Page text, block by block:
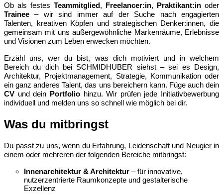
Ob als festes Teammitglied, Freelancer:in, Praktikant:in oder
Trainee– wir sind immer auf der Suche nach engagierten
Talenten, kreativen Köpfen und strategischen Denker:innen, die
gemeinsam mit uns außergewöhnliche Markenräume, Erlebnisse
und Visionen zum Leben erwecken möchten.
Erzähl uns, wer du bist, was dich motiviert und in welchem
Bereich du dich bei SCHMIDHUBER siehst – sei es Design,
Architektur, Projektmanagement, Strategie, Kommunikation oder
ein ganz anderes Talent, das uns bereichern kann. Füge auch dein
CV und dein Portfoliohinzu. Wir prüfen jede Initiativbewerbung
individuell und melden uns so schnell wie möglich bei dir.
Was du mitbringst
Du passt zu uns, wenn du Erfahrung, Leidenschaft und Neugier in
einem oder mehreren der folgenden Bereiche mitbringst:
Innenarchitektur & Architektur – für innovative,
nutzerzentrierte Raumkonzepte und gestalterische
Exzellenz